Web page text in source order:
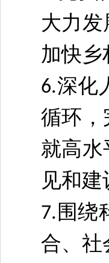
大力
加快乡
6.深化
循环，
就高
见和建
7. 围绕
合、社